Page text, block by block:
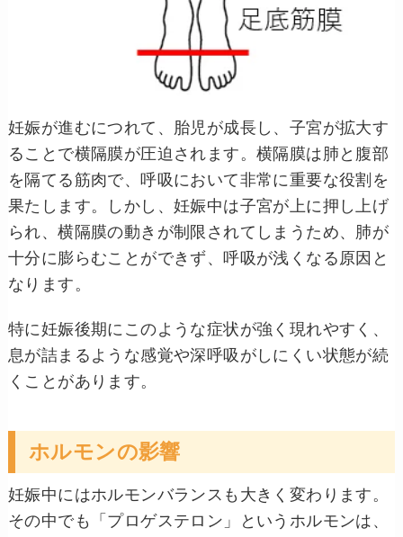
妊娠が進むにつれて、胎児が成長し、子宮が拡大す
ることで横隔膜が圧迫されます。横隔膜は肺と腹部
を隔てる筋肉で、呼吸において非常に重要な役割を
果たします。しかし、妊娠中は子宮が上に押し上げ
られ、横隔膜の動きが制限されてしまうため、肺が
十分に膨らむことができず、呼吸が浅くなる原因と
なります。
特に妊娠後期にこのような症状が強く現れやすく、
息が詰まるような感覚や深呼吸がしにくい状態が続
くことがあります。
ホルモンの影響
妊娠中にはホルモンバランスも大きく変わります。
その中でも「プロゲステロン」というホルモンは、